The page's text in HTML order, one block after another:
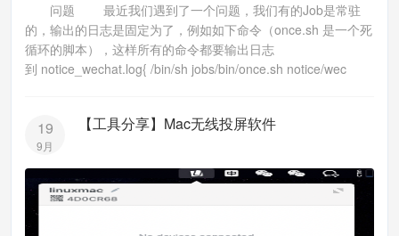
问题 最近我们遇到了一个问题，我们有的Job是常驻
的，输出的日志是固定为了，例如如下命令（once.sh 是一个死
循环的脚本），这样所有的命令都要输出日志
到 notice_wechat.log{ /bin/sh jobs/bin/once.sh notice/wec
19
9月
【工具分享】Mac无线投屏软件